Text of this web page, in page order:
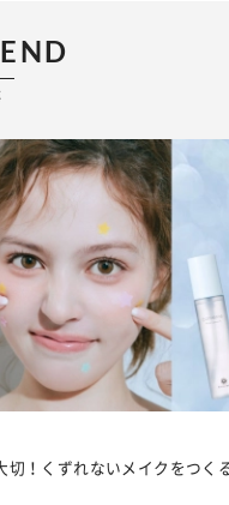
いメイクをつくる【保湿